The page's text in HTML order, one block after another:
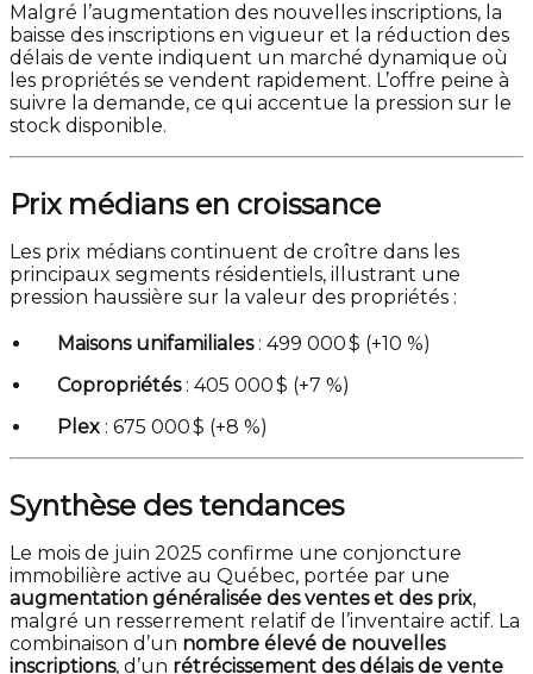
Malgré l’augmentation des nouvelles inscriptions, la
baisse des inscriptions en vigueur et la réduction des
délais de vente indiquent un marché dynamique où
les propriétés se vendent rapidement. L’offre peine à
suivre la demande, ce qui accentue la pression sur le
stock disponible.
Prix médians en croissance
Les prix médians continuent de croître dans les
principaux segments résidentiels, illustrant une
pression haussière sur la valeur des propriétés :
Maisons unifamiliales: 499 000 $ (+10 %)
Copropriétés: 405 000 $ (+7 %)
Plex : 675 000 $ (+8 %)
Synthèse des tendances
Le mois de juin 2025 confirme une conjoncture
immobilière active au Québec, portée par une
augmentation généralisée des ventes et des prix,
malgré un resserrement relatif de l’inventaire actif. La
combinaison d’un nombre élevé de nouvelles
inscriptions, d’un rétrécissement des délais de vente